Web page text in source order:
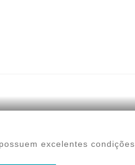
excelentes condições.